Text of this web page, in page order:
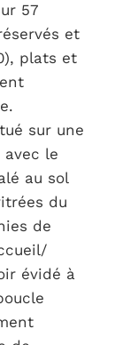
57
et
plats et
sur une
le
au sol
du
de
évidé à